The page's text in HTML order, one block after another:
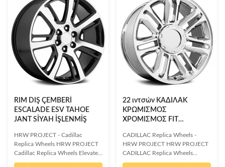
RIM DIŞ ÇEMBERİ
ESCALADE ESV TAHOE
JANT SİYAH İŞLENMİŞ
HRW PROJECT - Cadillac
Replica Wheels HRW PROJECT
Cadillac Replica Wheels Elevate
your Cadillac TAHOE or YUKON
22 ιντσών ΚΑΔΙΛΑΚ
ΚΡΩΜΙΣΜΟΣ
ΧΡΟΜΙΣΜΟΣ FIT
CADILLAC Replica Wheels -
HRW PROJECT HRW PROJECT
CADILLAC Replica Wheels
Elevate your Cadillac TAHOE or